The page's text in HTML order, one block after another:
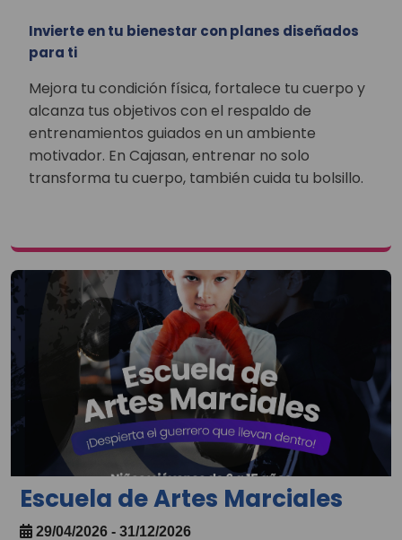
Invierte en tu bienestar con planes diseñados
para ti
Mejora tu condición física, fortalece tu cuerpo y
alcanza tus objetivos con el respaldo de
entrenamientos guiados en un ambiente
motivador. En Cajasan, entrenar no solo
transforma tu cuerpo, también cuida tu bolsillo.
Escuela de Artes Marciales
29/04/2026 - 31/12/2026